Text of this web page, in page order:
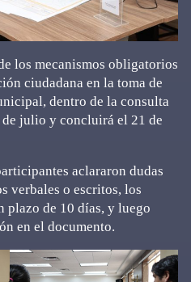
los mecanismos obligatorios
ciudadana en la toma de
dentro de la consulta
de julio y concluirá el 21 de
aclararon dudas
verbales o escritos, los
plazo de 10 días, y luego
en el documento.